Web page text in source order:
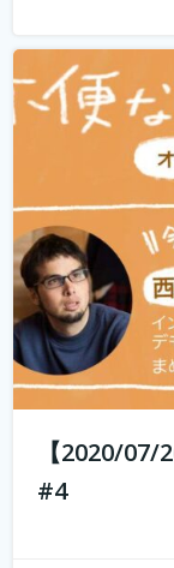
【2020/
#4
現代社会では「
もコスト0円で
わからないと感